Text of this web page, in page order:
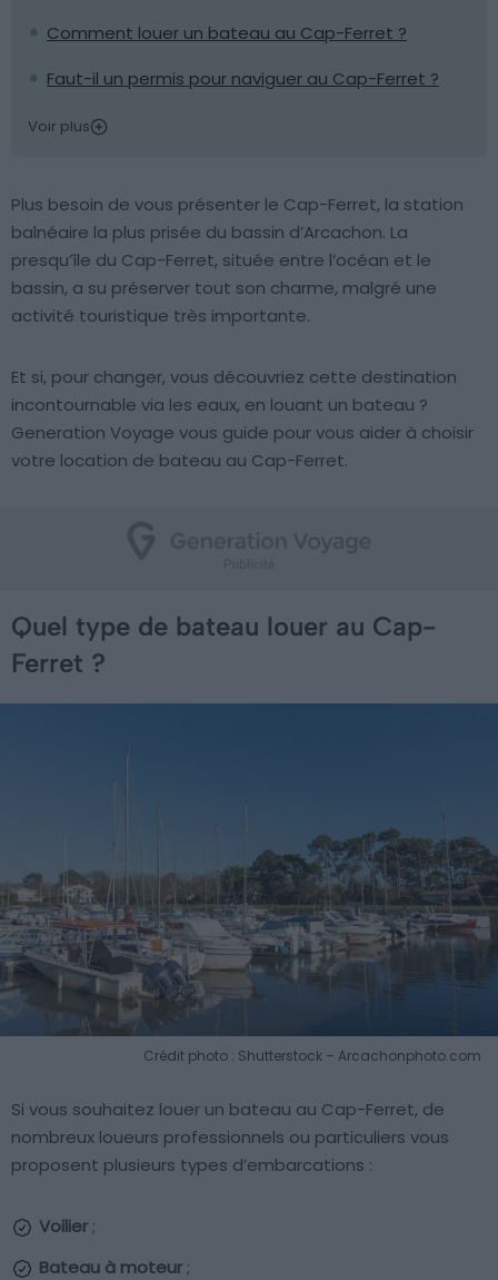
Comment louer un bateau au Cap-Ferret ?
Faut-il un permis pour naviguer au Cap-Ferret ?
Voir plus
Plus besoin de vous présenter le Cap-Ferret, la station
balnéaire la plus prisée du bassin d’Arcachon. La
presqu’île du Cap-Ferret, située entre l’océan et le
bassin, a su préserver tout son charme, malgré une
activité touristique très importante.
Et si, pour changer, vous découvriez cette destination
incontournable via les eaux, en louant un bateau ?
Generation Voyage vous guide pour vous aider à choisir
votre location de bateau au Cap-Ferret.
Quel type de bateau louer au Cap-
Ferret ?
Crédit photo : Shutterstock – Arcachonphoto.com
Si vous souhaitez louer un bateau au Cap-Ferret, de
nombreux loueurs professionnels ou particuliers vous
proposent plusieurs types d’embarcations :
Voilier ;
Bateau à moteur ;